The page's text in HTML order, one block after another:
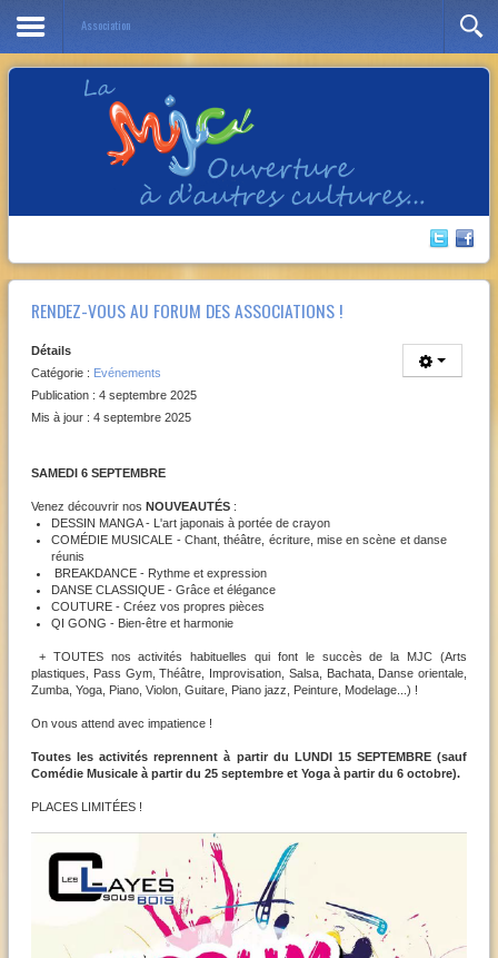
Association
RENDEZ-VOUS AU FORUM DES ASSOCIATIONS !
Détails
Catégorie : Evénements
Publication : 4 septembre 2025
Mis à jour : 4 septembre 2025
SAMEDI 6 SEPTEMBRE
Venez découvrir nos NOUVEAUTÉS :
DESSIN MANGA - L'art japonais à portée de crayon
COMÉDIE MUSICALE - Chant, théâtre, écriture, mise en scène et danse
réunis
BREAKDANCE - Rythme et expression
DANSE CLASSIQUE - Grâce et élégance
COUTURE - Créez vos propres pièces
QI GONG - Bien-être et harmonie
+ TOUTES nos activités habituelles qui font le succès de la MJC (Arts
plastiques, Pass Gym, Théâtre, Improvisation, Salsa, Bachata, Danse orientale,
Zumba, Yoga, Piano, Violon, Guitare, Piano jazz, Peinture, Modelage...) !
On vous attend avec impatience !
Toutes les activités reprennent à partir du LUNDI 15 SEPTEMBRE (sauf
Comédie Musicale à partir du 25 septembre et Yoga à partir du 6 octobre).
PLACES LIMITÉES !